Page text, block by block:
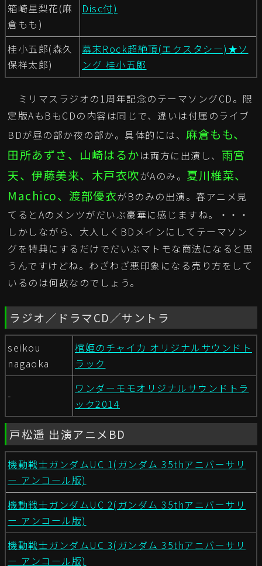
箱崎星梨花(麻
倉もも)
Disc付)
桂小五郎(森久
保祥太郎)
幕末Rock超絶頂(エクスタシー)★ソ
ング 桂小五郎
ミリマスラジオの1周年記念のテーマソングCD。限
定版AもBもCDの内容は同じで、違いは付属のライブ
BDが昼の部か夜の部か。具体的には、 麻倉もも、
田所あずさ、山崎はるかは両方に出演し、 雨宮
天、伊藤美来、木戸衣吹がAのみ。 夏川椎菜、
Machico、渡部優衣がBのみの出演。春アニメ見
てるとAのメンツがだいぶ豪華に感じますね。・・・
しかしながら、大人しくBDメインにしてテーマソン
グを特典にするだけでだいぶマトモな商法になると思
うんですけどね。わざわざ悪印象になる売り方をして
いるのは何故なのでしょう。
ラジオ／ドラマCD／サントラ
seikou
nagaoka
棺姫のチャイカ オリジナルサウンドト
ラック
-
ワンダーモモオリジナルサウンドトラ
ック2014
戸松遥 出演アニメBD
機動戦士ガンダムUC 1(ガンダム 35thアニバーサリ
ー アンコール版)
機動戦士ガンダムUC 2(ガンダム 35thアニバーサリ
ー アンコール版)
機動戦士ガンダムUC 3(ガンダム 35thアニバーサリ
ー アンコール版)